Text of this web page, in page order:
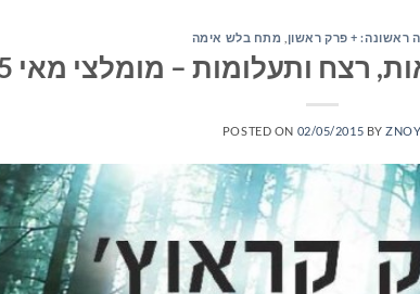
ראשונה: + פרק ראשון מתח בלש אימה
רצח ותעלומות – מומלצי מאי 2015
POSTED ON 02/05/2015 BYZNOY